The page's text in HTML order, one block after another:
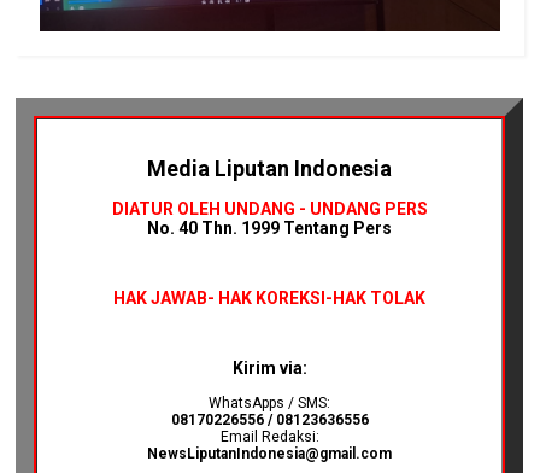
Media Liputan Indonesia
DIATUR OLEH UNDANG - UNDANG PERS
No. 40 Thn. 1999 Tentang Pers
HAK JAWAB- HAK KOREKSI-HAK TOLAK
Kirim via:
WhatsApps / SMS:
08170226556 / 08123636556
Email Redaksi:
NewsLiputanIndonesia@gmail.com